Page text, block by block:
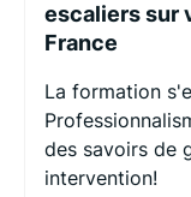
escaliers sur
France
La formation
des savoirs de
intervention!